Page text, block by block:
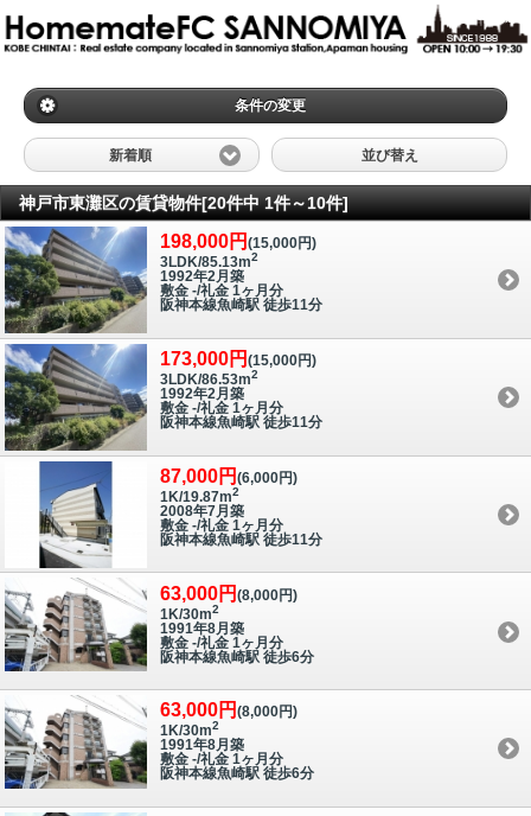
条件の変更
新着順 並び替え
神戸市東灘区の賃貸物件[20件中 1件～10件]
198,000円 (15,000円)
3LDK/85.13m2
1992年2月築
敷金 -/礼金 1ヶ月分
阪神本線魚崎駅 徒歩11分
173,000円 (15,000円)
3LDK/86.53m2
1992年2月築
敷金 -/礼金 1ヶ月分
阪神本線魚崎駅 徒歩11分
87,000円 (6,000円)
1K/19.87m2
2008年7月築
敷金 -/礼金 1ヶ月分
阪神本線魚崎駅 徒歩11分
63,000円 (8,000円)
1K/30m2
1991年8月築
敷金 -/礼金 1ヶ月分
阪神本線魚崎駅 徒歩6分
63,000円 (8,000円)
1K/30m2
1991年8月築
敷金 -/礼金 1ヶ月分
阪神本線魚崎駅 徒歩6分